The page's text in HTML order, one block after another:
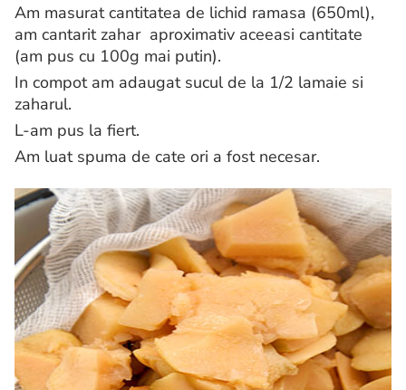
Am masurat cantitatea de lichid ramasa (650ml),
am cantarit zahar aproximativ aceeasi cantitate
(am pus cu 100g mai putin).
In compot am adaugat sucul de la 1/2 lamaie si
zaharul.
L-am pus la fiert.
Am luat spuma de cate ori a fost necesar.